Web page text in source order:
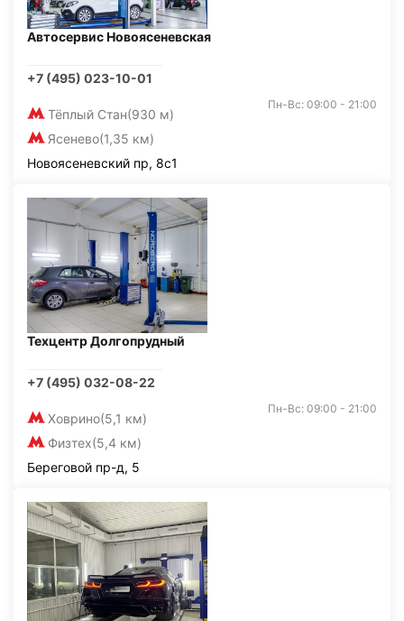
Автосервис Новоясеневская
+7 (495) 023-10-01
Тёплый Стан(930 м)
Ясенево(1,35 км)
Пн-Вс: 09:00 - 21:00
Новоясеневский пр, 8с1
Техцентр Долгопрудный
+7 (495) 032-08-22
Ховрино(5,1 км)
Физтех(5,4 км)
Пн-Вс: 09:00 - 21:00
Береговой пр-д, 5